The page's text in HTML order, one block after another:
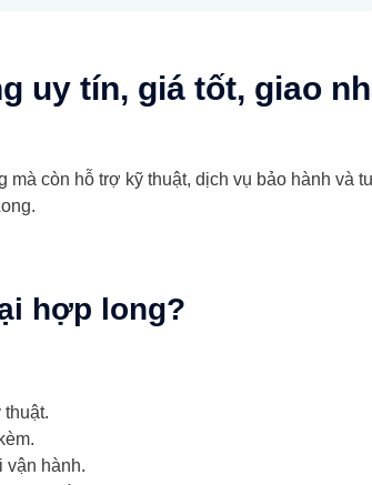
uy tín, giá tốt, giao
còn hỗ trợ kỹ thuật, dịch vụ bảo hành
hợp long?
thuật.
vận hành.